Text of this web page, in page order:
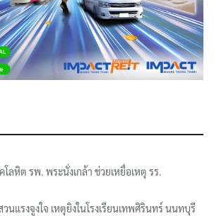
โลหิต รพ. พระนั่งเกล้า ช่วยเหยื่อเหตุ รร.
นแรงจูงใจ เหตุยิงในโรงเรียนเทพศิรินทร์ นนทบุรี